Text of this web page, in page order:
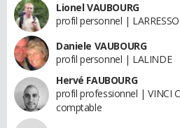
Lionel VAUBOURG
profil personnel |
Daniele VAUBOURG
profil personnel | LALINDE
Hervé FAUBOURG
profil professionnel | VINCI
comptable